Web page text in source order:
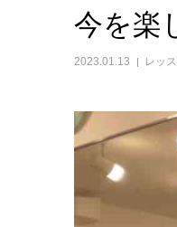
今を楽
2023.01.13 レッ